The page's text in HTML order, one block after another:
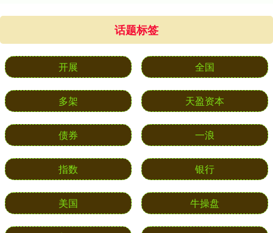
话题标签
开展 全国
多架 天盈资本
债券 一浪
指数 银行
美国 牛操盘